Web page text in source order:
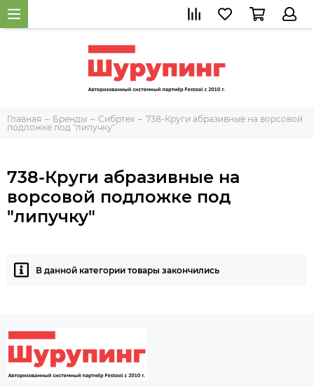
Главная Бренды Сибртех
738-Круги абразивные на ворсовой
подложке под "липучку"
738-Круги абразивные на
ворсовой подложке под
"липучку"
В данной категории товары закончились